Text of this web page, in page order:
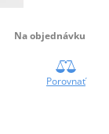
Na objednávku
Porovnať